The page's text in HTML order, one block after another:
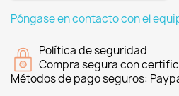
Póngase en contacto con el
Política de seguridad
Compra segura con
Métodos de pago seguros: